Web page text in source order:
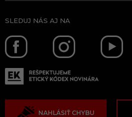
SLEDUJ NÁS AJ NA
NAHLÁSIŤ CHYBU